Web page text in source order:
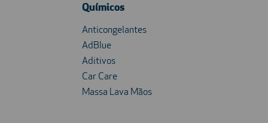
Químicos
Anticongelantes
AdBlue
Aditivos
Car Care
Massa Lava Mãos